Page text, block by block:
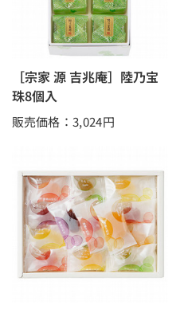
［宗家 源 吉兆庵］陸乃宝
珠8個入
販売価格：3,024円